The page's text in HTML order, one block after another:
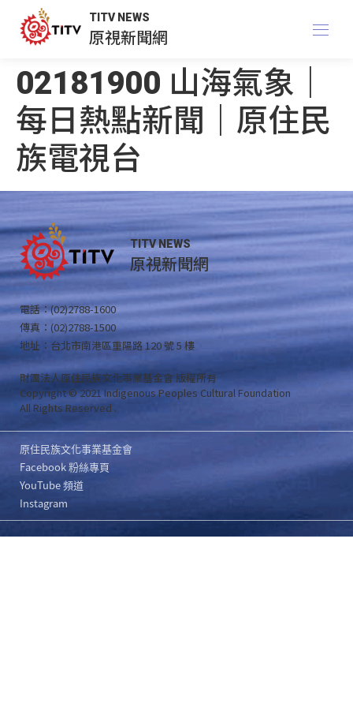
TITV NEWS
原視新聞網
02181900 山海氣象｜
每日熱點新聞｜原住民
族電視台
TITV NEWS
原視新聞網
電話：(02)2788-1600
傳真：(02)2788-1500
地址：台北市南港區重陽路 120 號 5 樓
財團法人原住民族文化事業基金會 版權所有
Copyright © 2021 Indigenous Peoples Cultural Foundation
All Rights Reserved .
原住民族文化事業基金會
Facebook 粉絲專頁
YouTube 頻道
Instagram